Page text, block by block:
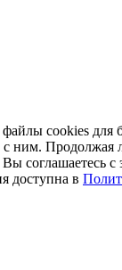
cookies для
с ним. Продолжая
соглашаетесь с
доступна в